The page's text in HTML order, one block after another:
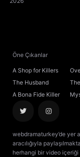
Öne Çıkanlar
A Shop for Killers
The Husband
A Bona Fide Killer
webdramaturkey’de yer
aracılığıyla
herhangi bir video içeriği